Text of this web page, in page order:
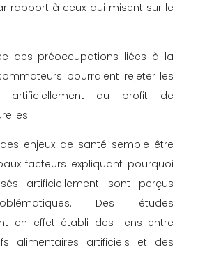
rapport à ceux qui misent sur le
des préoccupations liées à la
pourraient rejeter les
artificiellement au profit de
enjeux de santé semble être
facteurs expliquant pourquoi
artificiellement sont perçus
Des études
en effet établi des liens entre
alimentaires artificiels et des